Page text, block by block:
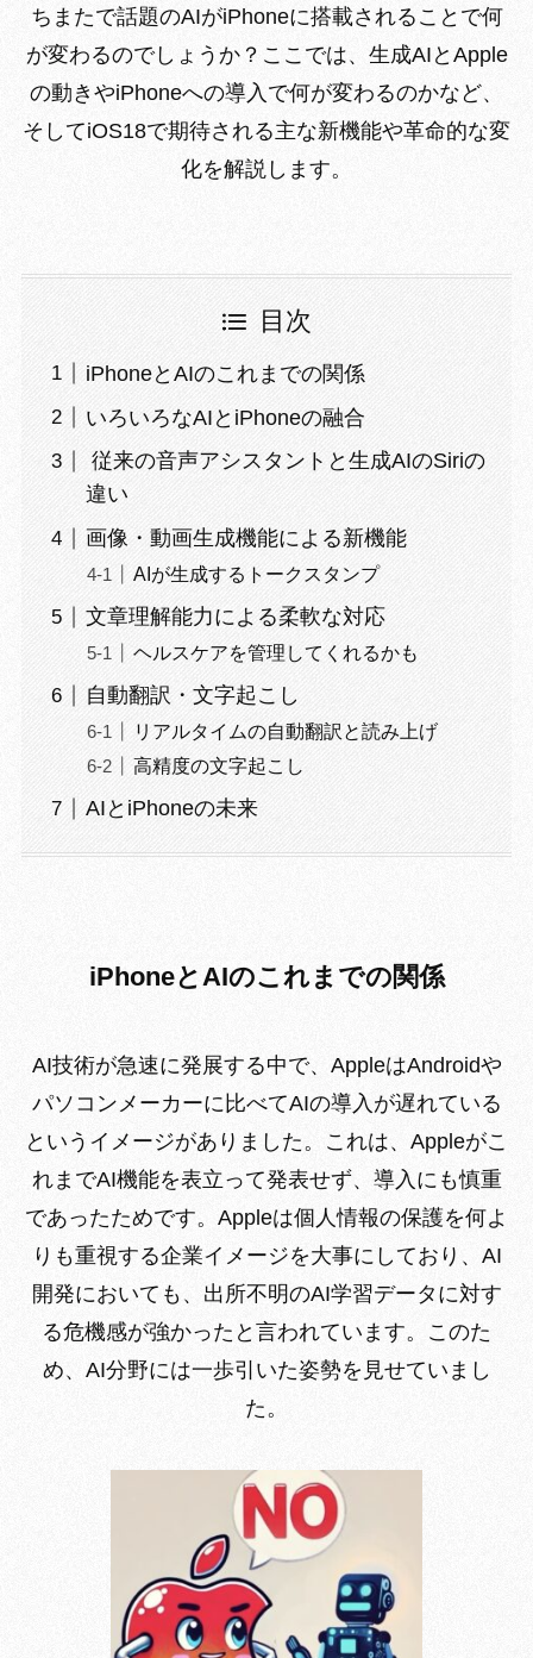
ちまたで話題のAIがiPhoneに搭載されることで何
が変わるのでしょうか？ここでは、生成AIとApple
の動きやiPhoneへの導入で何が変わるのかなど、
そしてiOS18で期待される主な新機能や革命的な変
化を解説します。
目次
iPhoneとAIのこれまでの関係
いろいろなAIとiPhoneの融合
従来の音声アシスタントと生成AIのSiriの
違い
画像・動画生成機能による新機能
AIが生成するトークスタンプ
文章理解能力による柔軟な対応
ヘルスケアを管理してくれるかも
自動翻訳・文字起こし
リアルタイムの自動翻訳と読み上げ
高精度の文字起こし
AIとiPhoneの未来
iPhoneとAIのこれまでの関係
AI技術が急速に発展する中で、AppleはAndroidや
パソコンメーカーに比べてAIの導入が遅れている
というイメージがありました。これは、Appleがこ
れまでAI機能を表立って発表せず、導入にも慎重
であったためです。Appleは個人情報の保護を何よ
りも重視する企業イメージを大事にしており、AI
開発においても、出所不明のAI学習データに対す
る危機感が強かったと言われています。このた
め、AI分野には一歩引いた姿勢を見せていまし
た。